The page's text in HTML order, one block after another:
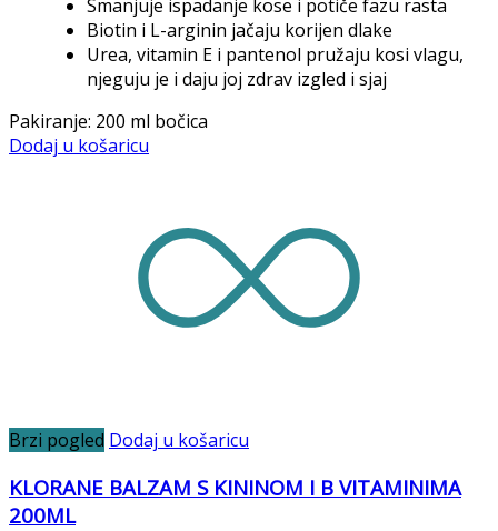
Smanjuje ispadanje kose i potiče fazu rasta
Biotin i L-arginin jačaju korijen dlake
Urea, vitamin E i pantenol pružaju kosi vlagu,
njeguju je i daju joj zdrav izgled i sjaj
Pakiranje: 200 ml bočica
Dodaj u košaricu
Brzi pogled Dodaj u košaricu
KLORANE BALZAM S KININOM I B VITAMINIMA
200ML